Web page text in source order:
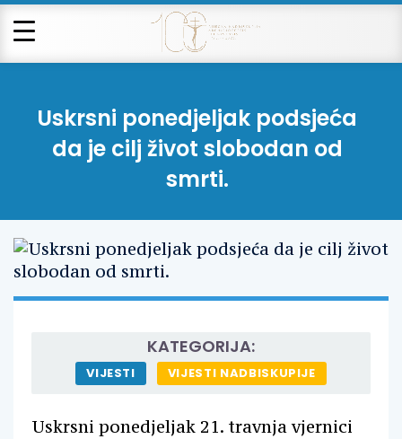
Uskrsni ponedjeljak podsjeća
da je cilj život slobodan od
smrti.
KATEGORIJA:
VIJESTI VIJESTI NADBISKUPIJE
Uskrsni ponedjeljak 21. travnja vjernici